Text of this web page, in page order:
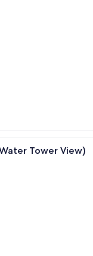
고급 침구, 오
Tower View)